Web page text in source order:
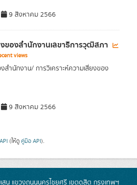
9 สิงหาคม 2566
ของสํานักงานเลขาธิการวุฒิสภา
views
สำนักงาน/ การวิเคราะห์ความเสี่ยงของ
9 สิงหาคม 2566
API (ให้ดู คู่มือ API).
สน แขวงถนนนครไชยศรี เขตดุสิต กรุงเทพฯ